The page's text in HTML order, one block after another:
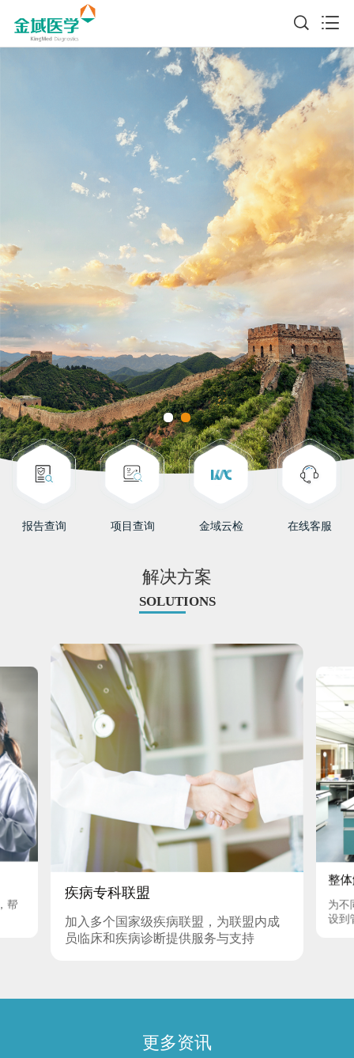
报告查询 项目查询 金域云检 在线客服
解决方案
SOLUTIONS
帮
疾病专科联盟
加入多个国家级疾病联盟，为联盟内成
员临床和疾病诊断提供服务与支持
整
为不
设到
更多资讯